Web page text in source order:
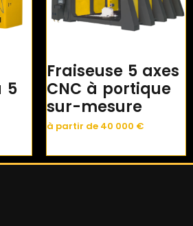
5
Fraiseuse 5 axes
CNC à portique
sur-mesure
à partir de 40 000 €